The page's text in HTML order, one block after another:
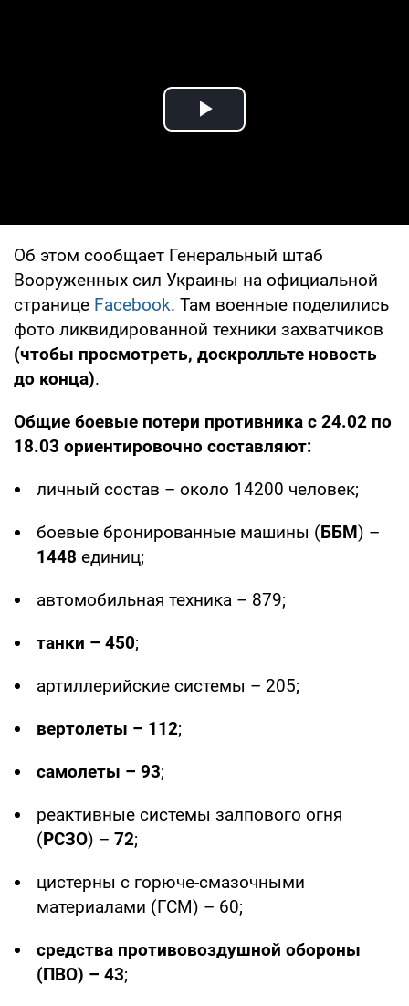
Play Video
Об этом сообщает Генеральный штаб
Вооруженных сил Украины на официальной
странице Facebook. Там военные поделились
фото ликвидированной техники захватчиков
(чтобы просмотреть, доскролльте новость
до конца).
Общие боевые потери противника с 24.02 по
18.03 ориентировочно составляют:
личный состав – около 14200 человек;
боевые бронированные машины (ББМ) –
1448 единиц;
автомобильная техника – 879;
танки – 450;
артиллерийские системы – 205;
вертолеты – 112;
самолеты – 93;
реактивные системы залпового огня
(РСЗО) – 72;
цистерны с горюче-смазочными
материалами (ГСМ) – 60;
средства противовоздушной обороны
(ПВО) – 43;